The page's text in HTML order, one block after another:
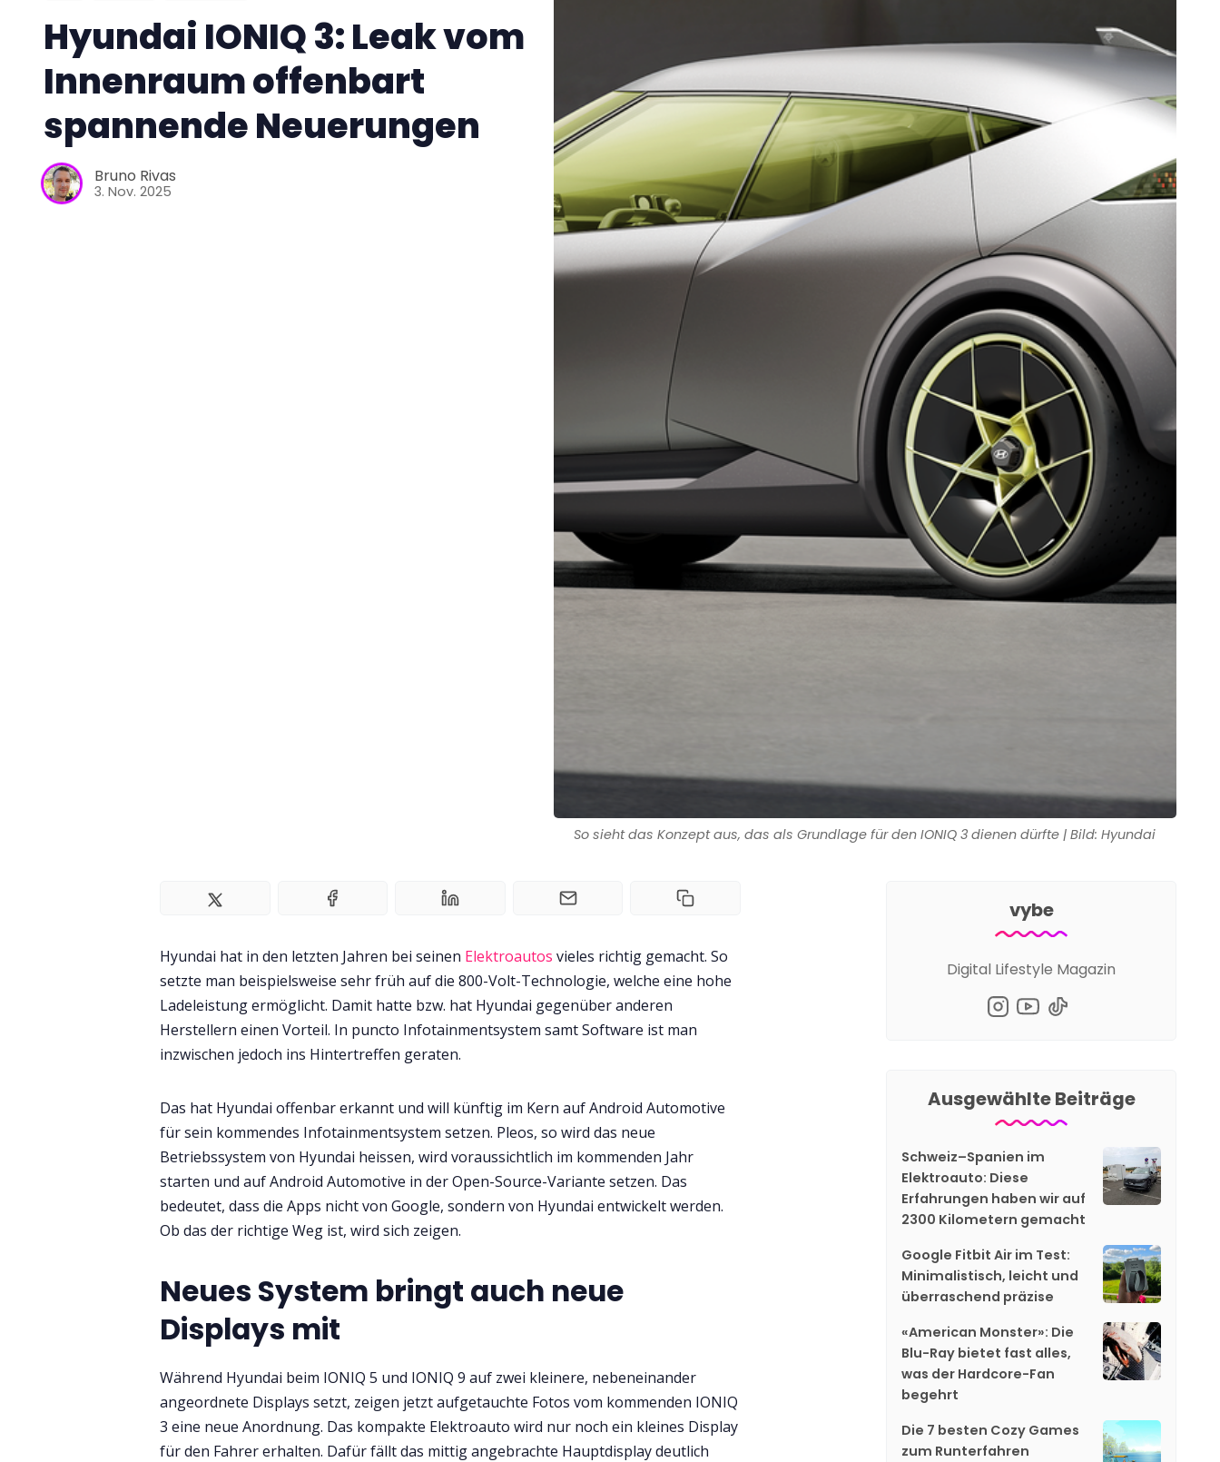
So sieht das Konzept aus, das als Grundlage für den IONIQ 3 dienen dürfte | Bild: Hyundai
Hyundai IONIQ 3: Leak vom
Innenraum offenbart
spannende Neuerungen
Bruno Rivas
3. Nov. 2025
Hyundai hat in den letzten Jahren bei seinen Elektroautos vieles richtig gemacht. So
setzte man beispielsweise sehr früh auf die 800-Volt-Technologie, welche eine hohe
Ladeleistung ermöglicht. Damit hatte bzw. hat Hyundai gegenüber anderen
Herstellern einen Vorteil. In puncto Infotainmentsystem samt Software ist man
inzwischen jedoch ins Hintertreffen geraten.
Das hat Hyundai offenbar erkannt und will künftig im Kern auf Android Automotive
für sein kommendes Infotainmentsystem setzen. Pleos, so wird das neue
Betriebssystem von Hyundai heissen, wird voraussichtlich im kommenden Jahr
starten und auf Android Automotive in der Open-Source-Variante setzen. Das
bedeutet, dass die Apps nicht von Google, sondern von Hyundai entwickelt werden.
Ob das der richtige Weg ist, wird sich zeigen.
Neues System bringt auch neue
Displays mit
Während Hyundai beim IONIQ 5 und IONIQ 9 auf zwei kleinere, nebeneinander
angeordnete Displays setzt, zeigen jetzt aufgetauchte Fotos vom kommenden IONIQ
3 eine neue Anordnung. Das kompakte Elektroauto wird nur noch ein kleines Display
für den Fahrer erhalten. Dafür fällt das mittig angebrachte Hauptdisplay deutlich
vybe
Digital Lifestyle Magazin
Ausgewählte Beiträge
Schweiz–Spanien im
Elektroauto: Diese
Erfahrungen haben wir auf
2300 Kilometern gemacht
Google Fitbit Air im Test:
Minimalistisch, leicht und
überraschend präzise
«American Monster»: Die
Blu-Ray bietet fast alles,
was der Hardcore-Fan
begehrt
Die 7 besten Cozy Games
zum Runterfahren